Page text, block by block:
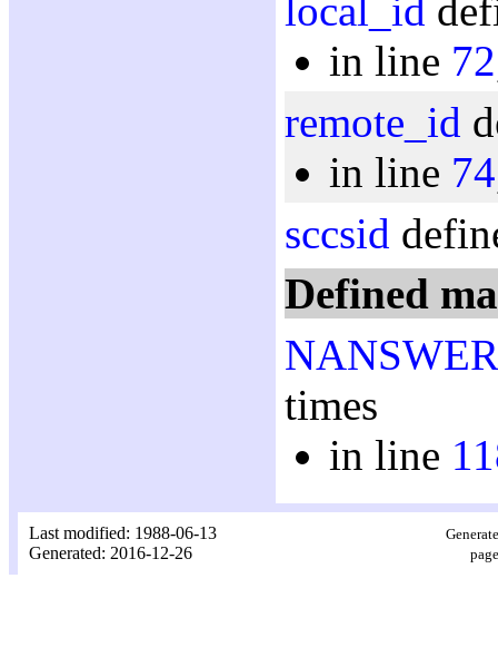
local_id
in line 72
remote_id
in line 74
sccsid
Defined
times
in line
Last modified: 1988-06-13
Generated: 2016-12-26